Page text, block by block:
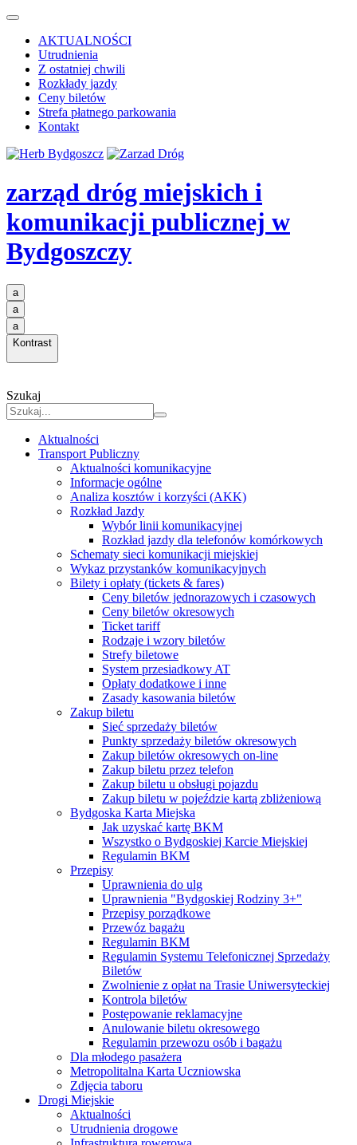
AKTUALNOŚCI
Utrudnienia
Z ostatniej chwili
Rozkłady jazdy
Ceny biletów
Strefa płatnego parkowania
Kontakt
zarząd dróg miejskich i
komunikacji publicznej w
Bydgoszczy
a
a
a
Kontrast
Szukaj
Aktualności
Transport Publiczny
Aktualności komunikacyjne
Informacje ogólne
Analiza kosztów i korzyści (AKK)
Rozkład Jazdy
Wybór linii komunikacyjnej
Rozkład jazdy dla telefonów komórkowych
Schematy sieci komunikacji miejskiej
Wykaz przystanków komunikacyjnych
Bilety i opłaty (tickets & fares)
Ceny biletów jednorazowych i czasowych
Ceny biletów okresowych
Ticket tariff
Rodzaje i wzory biletów
Strefy biletowe
System przesiadkowy AT
Opłaty dodatkowe i inne
Zasady kasowania biletów
Zakup biletu
Sieć sprzedaży biletów
Punkty sprzedaży biletów okresowych
Zakup biletów okresowych on-line
Zakup biletu przez telefon
Zakup biletu u obsługi pojazdu
Zakup biletu w pojeździe kartą zbliżeniową
Bydgoska Karta Miejska
Jak uzyskać kartę BKM
Wszystko o Bydgoskiej Karcie Miejskiej
Regulamin BKM
Przepisy
Uprawnienia do ulg
Uprawnienia "Bydgoskiej Rodziny 3+"
Przepisy porządkowe
Przewóz bagażu
Regulamin BKM
Regulamin Systemu Telefonicznej Sprzedaży
Biletów
Zwolnienie z opłat na Trasie Uniwersyteckiej
Kontrola biletów
Postępowanie reklamacyjne
Anulowanie biletu okresowego
Regulamin przewozu osób i bagażu
Dla młodego pasażera
Metropolitalna Karta Uczniowska
Zdjęcia taboru
Drogi Miejskie
Aktualności
Utrudnienia drogowe